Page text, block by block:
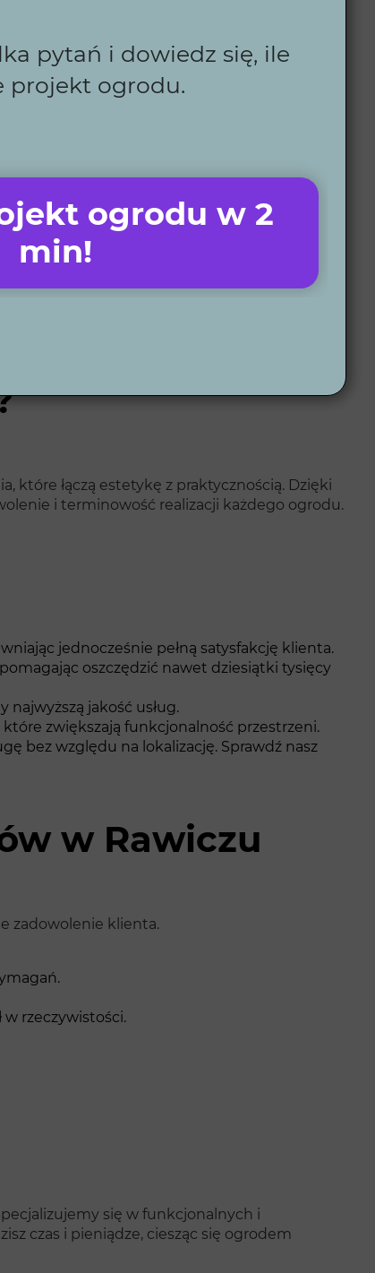
łączą estetykę z praktycznością. Dzięki
i terminowość realizacji każdego ogrodu.
jednocześnie pełną satysfakcję klienta.
oszczędzić nawet dziesiątki tysięcy
najwyższą jakość usług.
zwiększają funkcjonalność przestrzeni.
bez względu na lokalizację. Sprawdź nasz
w Rawiczu
zadowolenie klienta.
w rzeczywistości.
się w funkcjonalnych i
czas i pieniądze, ciesząc się ogrodem
pytań i dowiedz się, ile
projekt ogrodu.
ogrodu w 2
min!